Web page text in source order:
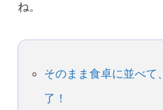
ね。
そのまま食卓に並べて
了！